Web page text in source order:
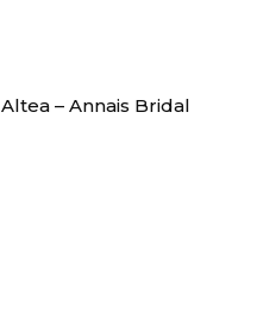
Altea – Annais Bridal